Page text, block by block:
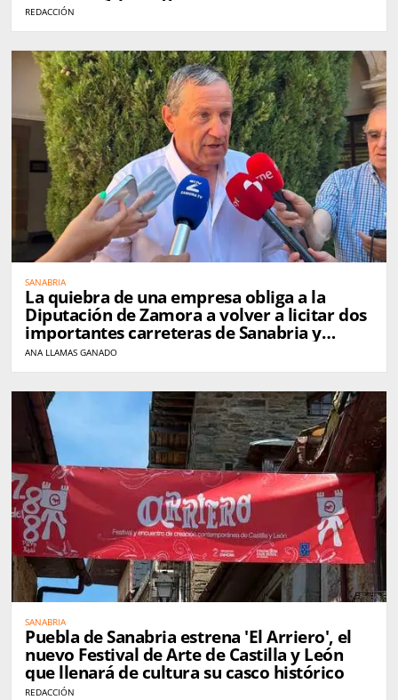
REDACCIÓN
SANABRIA
La quiebra de una empresa obliga a la
Diputación de Zamora a volver a licitar dos
importantes carreteras de Sanabria y
Carballeda
ANA LLAMAS GANADO
SANABRIA
Puebla de Sanabria estrena 'El Arriero', el
nuevo Festival de Arte de Castilla y León
que llenará de cultura su casco histórico
REDACCIÓN